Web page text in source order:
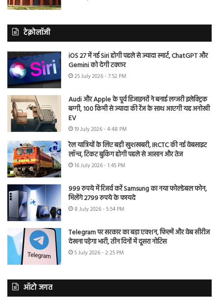
टेक्नोलॉजी
iOS 27 में नई Siri होगी पहले से ज्यादा स्मार्ट, ChatGPT और
Gemini को देगी टक्कर
25 July 2026 - 7:52 PM
Audi और Apple के पूर्व डिजाइनरों ने बनाई लग्जरी इलेक्ट्रिक
बग्गी, 100 किमी से ज्यादा की रेंज के साथ आएगी यह अनोखी
EV
19 July 2026 - 4:48 PM
रेल यात्रियों के लिए बड़ी खुशखबरी, IRCTC की नई वेबसाइट
लॉन्च, टिकट बुकिंग होगी पहले से आसान और तेज
16 July 2026 - 1:45 PM
999 रुपये में रिजर्व करें Samsung का नया फोल्डेबल फोन,
मिलेंगे 2799 रुपये के फायदे
8 July 2026 - 5:54 PM
Telegram पर सरकार का बड़ा एक्शन, फिल्में और वेब सीरीज
देखना पड़ेगा भारी, तीन दिनों में दूसरा नोटिस
5 July 2026 - 2:25 PM
ऑटो जगत